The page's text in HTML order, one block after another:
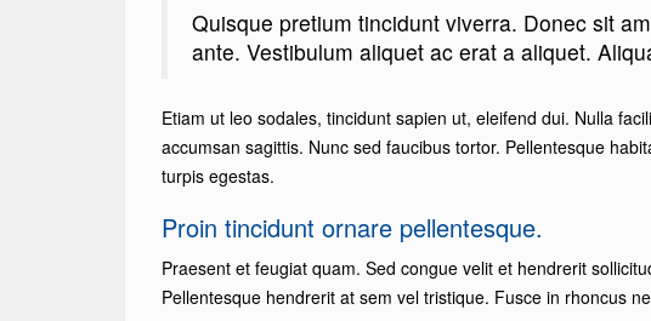
Quisque pretium tincidunt viverra. Donec sit
ante. Vestibulum aliquet ac erat a aliquet.
Etiam ut leo sodales, tincidunt sapien ut, eleifend dui. Nulla
accumsan sagittis. Nunc sed faucibus tortor. Pellentesque
turpis egestas.
Proin tincidunt ornare pellentesque.
Praesent et feugiat quam. Sed congue velit et hendrerit
Pellentesque hendrerit at sem vel tristique. Fusce in rhoncus